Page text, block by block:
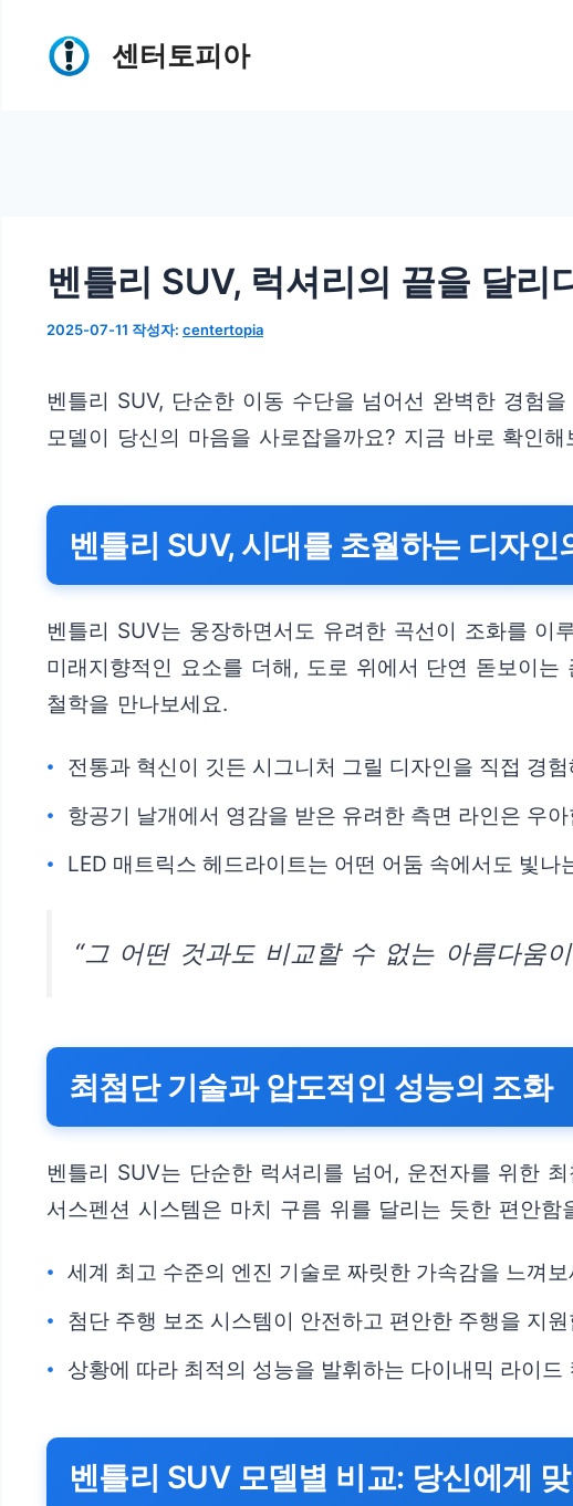
센터토피아
벤틀리 SUV, 럭셔리의 끝을 달리
2025-07-11 작성자: centertopia
벤틀리 SUV, 단순한 이동 수단을 넘어선 완벽한 경험
모델이 당신의 마음을 사로잡을까요? 지금 바로 확인해
벤틀리 SUV, 시대를 초월하는 디자인
벤틀리 SUV는 웅장하면서도 유려한 곡선이 조화를 이
미래지향적인 요소를 더해, 도로 위에서 단연 돋보이
철학을 만나보세요.
전통과 혁신이 깃든 시그니처 그릴 디자인을 직접 경
항공기 날개에서 영감을 받은 유려한 측면 라인은 우
LED 매트릭스 헤드라이트는 어떤 어둠 속에서도 빛나
“그 어떤 것과도 비교할 수 없는 아름다움
최첨단 기술과 압도적인 성능의 조화
벤틀리 SUV는 단순한 럭셔리를 넘어, 운전자를 위한
서스펜션 시스템은 마치 구름 위를 달리는 듯한 편안
세계 최고 수준의 엔진 기술로 짜릿한 가속감을 느껴보
첨단 주행 보조 시스템이 안전하고 편안한 주행을 지
상황에 따라 최적의 성능을 발휘하는 다이내믹 라이드
벤틀리 SUV 모델별 비교: 당신에게